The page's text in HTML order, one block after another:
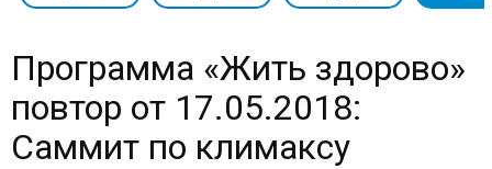
Программа «Жить здорово»
повтор от 17.05.2018:
Саммит по климаксу